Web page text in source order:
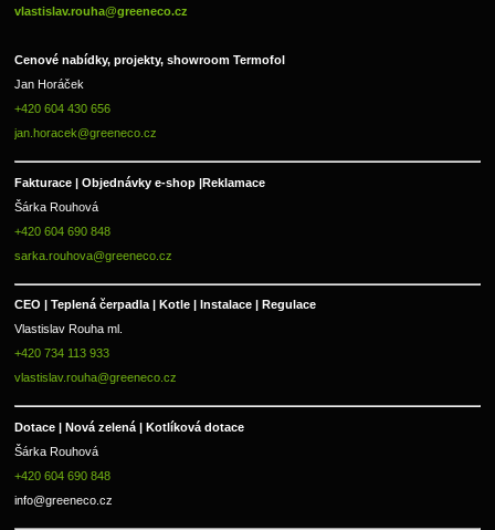
vlastislav.rouha@greeneco.cz
Cenové nabídky, projekty, showroom Termofol
Jan Horáček
+420 604 430 656
jan.horacek@greeneco.cz
Fakturace | Objednávky e-shop |Reklamace
Šárka Rouhová
+420 604 690 848
sarka.rouhova@greeneco.cz
CEO | Teplená čerpadla | Kotle | Instalace | Regulace
Vlastislav Rouha ml.
+420 734 113 933
vlastislav.rouha@greeneco.cz
Dotace | Nová zelená | Kotlíková dotace
Šárka Rouhová
+420 604 690 848
info@greeneco.cz